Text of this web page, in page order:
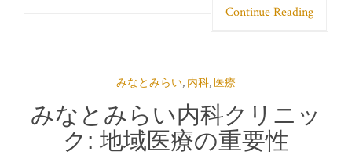
Continue Reading
みなとみらい, 内科, 医療
みなとみらい内科クリニッ
ク: 地域医療の重要性